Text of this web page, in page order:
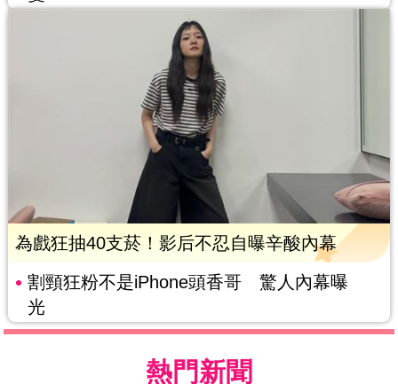
為戲狂抽40支菸！影后不忍自曝辛酸內幕
割頸狂粉不是iPhone頭香哥 驚人內幕曝
光
熱門新聞